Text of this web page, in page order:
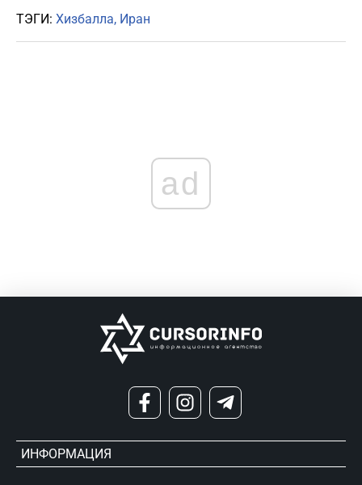
ТЭГИ: Хизбалла Иран
ad
ИНФОРМАЦИЯ